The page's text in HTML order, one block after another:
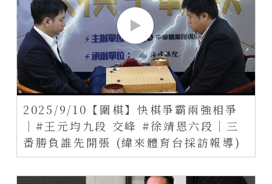
2025/9/10【圍棋】快棋爭霸兩強相爭
｜#王元均九段 交峰 #徐靖恩六段｜三
番勝負誰先開張 (緯來體育台採訪報導)